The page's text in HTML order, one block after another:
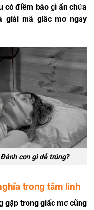
có điềm báo gì ẩn chứa
giải mã giấc mơ ngay
con gì dễ trúng?
trong tâm linh
gặp trong giấc mơ cũng